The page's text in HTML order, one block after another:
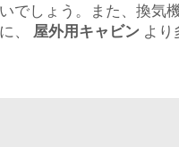
でしょう。また、換気
、 屋外用キャビン より